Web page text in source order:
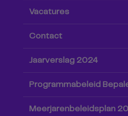
Vacatures
Contact
Jaarverslag 2024
Programmabeleid
Meerjarenbeleidsplan